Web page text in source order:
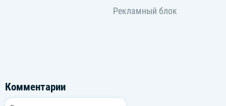
Комментарии